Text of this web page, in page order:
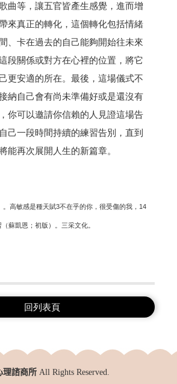
曲等，讓五官皆產生感覺，進而增
來真正的轉化，這個轉化包括情緒
、卡在過去的自己能夠開始往未來
段關係或對方在心裡的位置，將它
更安適的所在。最後，這場儀式不
納自己會有尚未準備好或是還沒有
你可以邀請你信賴的人見證這場告
己一段時間持續的練習告別，直到
能再次展開人生的新篇章。
。高敏感是種天賦3不在乎的你，很受傷的我，14
蘇凱恩；初版）。三采文化。
回列表頁
理諮商所 All Rights Reserved.